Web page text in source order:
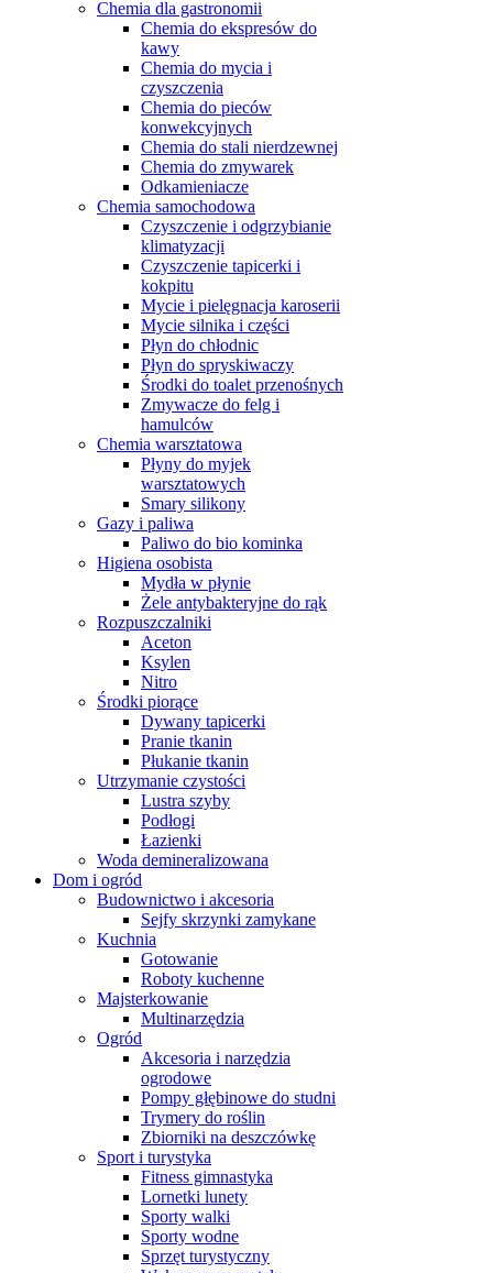
Chemia dla gastronomii
Chemia do ekspresów do
kawy
Chemia do mycia i
czyszczenia
Chemia do pieców
konwekcyjnych
Chemia do stali nierdzewnej
Chemia do zmywarek
Odkamieniacze
Chemia samochodowa
Czyszczenie i odgrzybianie
klimatyzacji
Czyszczenie tapicerki i
kokpitu
Mycie i pielęgnacja karoserii
Mycie silnika i części
Płyn do chłodnic
Płyn do spryskiwaczy
Środki do toalet przenośnych
Zmywacze do felg i
hamulców
Chemia warsztatowa
Płyny do myjek
warsztatowych
Smary silikony
Gazy i paliwa
Paliwo do bio kominka
Higiena osobista
Mydła w płynie
Żele antybakteryjne do rąk
Rozpuszczalniki
Aceton
Ksylen
Nitro
Środki piorące
Dywany tapicerki
Pranie tkanin
Płukanie tkanin
Utrzymanie czystości
Lustra szyby
Podłogi
Łazienki
Woda demineralizowana
Dom i ogród
Budownictwo i akcesoria
Sejfy skrzynki zamykane
Kuchnia
Gotowanie
Roboty kuchenne
Majsterkowanie
Multinarzędzia
Ogród
Akcesoria i narzędzia
ogrodowe
Pompy głębinowe do studni
Trymery do roślin
Zbiorniki na deszczówkę
Sport i turystyka
Fitness gimnastyka
Lornetki lunety
Sporty walki
Sporty wodne
Sprzęt turystyczny